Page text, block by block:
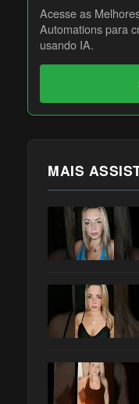
Acesse as
Automations para
usando IA.
MAIS